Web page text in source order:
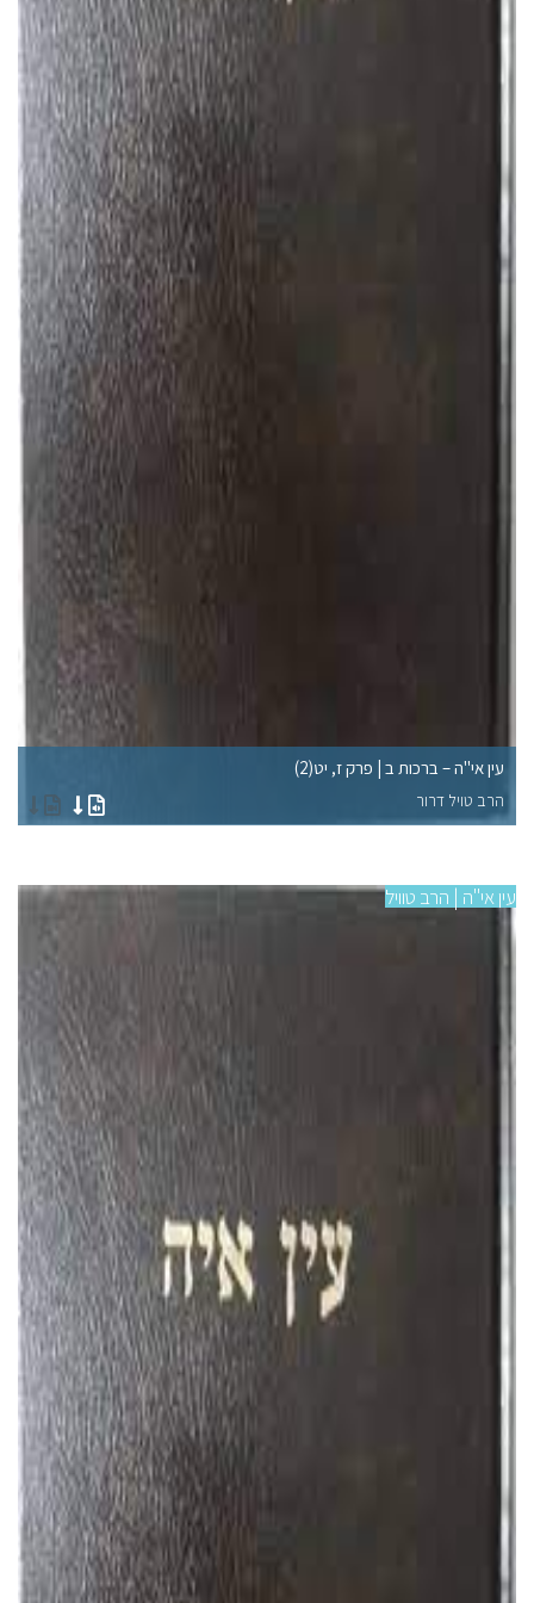
עין אי"ה – ברכות ב | פרק ז, יט(2)
הרב טויל דרור
עין אי"ה | הרב טוויל